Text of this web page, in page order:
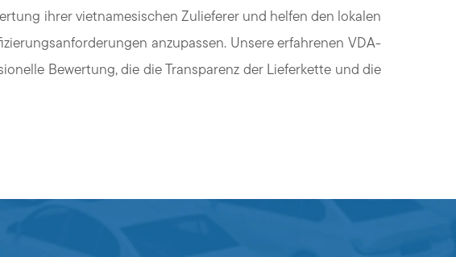
ihrer vietnamesischen Zulieferer und helfen den lokalen
anzupassen. Unsere erfahrenen VDA-
Bewertung, die die Transparenz der Lieferkette und die